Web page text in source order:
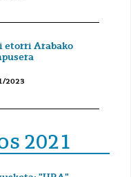
etorri Arabako
2023
2021